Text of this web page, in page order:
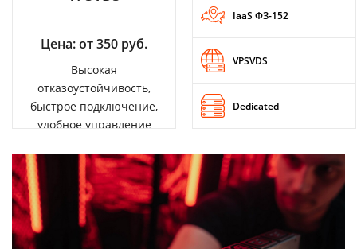
Цена: от 350 руб.
Высокая
отказоустойчивость,
быстрое подключение,
удобное управление
IaaS ФЗ-152
VPSVDS
Dedicated